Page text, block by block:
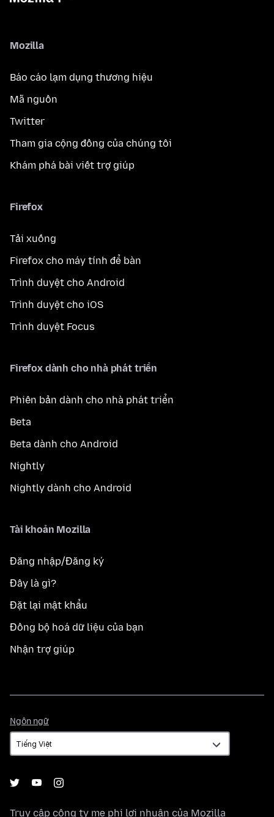
Mozilla
Báo cáo lạm dụng thương hiệu
Mã nguồn
Twitter
Tham gia cộng đồng của chúng tôi
Khám phá bài viết trợ giúp
Firefox
Tải xuống
Firefox cho máy tính để bàn
Trình duyệt cho Android
Trình duyệt cho iOS
Trình duyệt Focus
Firefox dành cho nhà phát triển
Phiên bản dành cho nhà phát triển
Beta
Beta dành cho Android
Nightly
Nightly dành cho Android
Tài khoản Mozilla
Đăng nhập/Đăng ký
Đây là gì?
Đặt lại mật khẩu
Đồng bộ hoá dữ liệu của bạn
Nhận trợ giúp
Ngôn ngữ
ngữ
Truy cập công ty mẹ phi lợi nhuận của Mozilla